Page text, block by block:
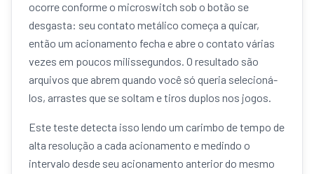
ocorre conforme o microswitch sob o botão se
desgasta: seu contato metálico começa a quicar,
então um acionamento fecha e abre o contato várias
vezes em poucos milissegundos. O resultado são
arquivos que abrem quando você só queria selecioná-
los, arrastes que se soltam e tiros duplos nos jogos.
Este teste detecta isso lendo um carimbo de tempo de
alta resolução a cada acionamento e medindo o
intervalo desde seu acionamento anterior do mesmo